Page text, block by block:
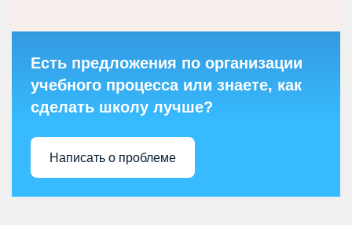
Есть предложения по организации
учебного процесса или знаете, как
сделать школу лучше?
Написать о проблеме